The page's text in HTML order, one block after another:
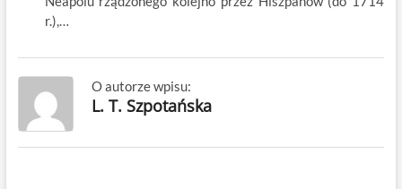
r.),…
O autorze wpisu:
L. T. Szpotańska